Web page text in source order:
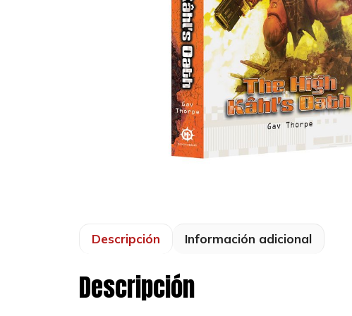
Descripción Información adicional
Descripción